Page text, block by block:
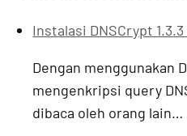
Instalasi DNSCrypt 1.3.3
Dengan menggunakan
mengenkripsi query
dibaca oleh orang lain…